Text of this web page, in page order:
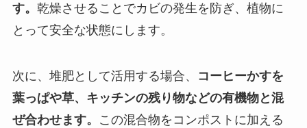
す。 乾燥させることでカビの発生を防ぎ、植物に
とって安全な状態にします。
次に、堆肥として活用する場合、
コーヒーかすを
葉っぱや草、キッチンの残り物などの有機物と混
ぜ合わせます。
この混合物をコンポストに加える